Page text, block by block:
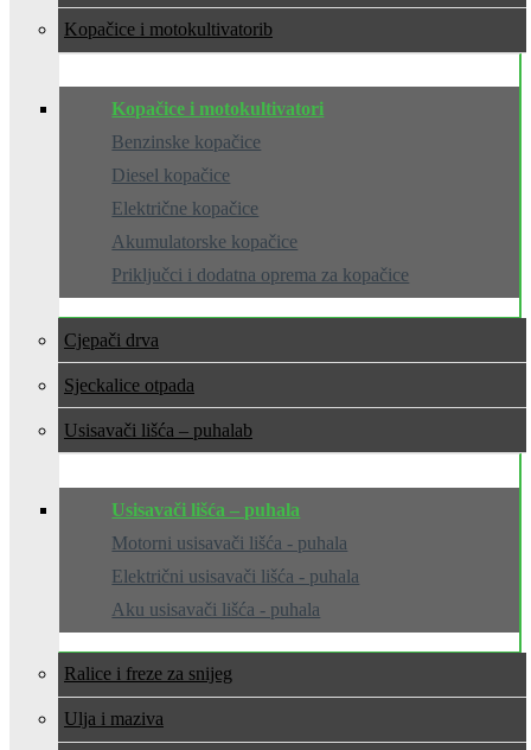
Kopačice i motokultivatori
Kopačice i motokultivatori
Benzinske kopačice
Diesel kopačice
Električne kopačice
Akumulatorske kopačice
Priključci i dodatna oprema za kopačice
Cjepači drva
Sjeckalice otpada
Usisavači lišća – puhala
Usisavači lišća – puhala
Motorni usisavači lišća - puhala
Električni usisavači lišća - puhala
Aku usisavači lišća - puhala
Ralice i freze za snijeg
Ulja i maziva